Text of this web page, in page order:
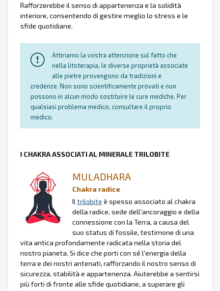
Rafforzerebbe il senso di appartenenza e la solidità
interiore, consentendo di gestire meglio lo stress e le
sfide quotidiane.
Attiriamo la vostra attenzione sul fatto che
nella litoterapia, le diverse proprietà associate
alle pietre provengono da tradizioni e
credenze. Non sono scientificamente provati e non
possono in alcun modo sostituire le cure mediche. Per
qualsiasi problema medico, consultare il proprio
medico.
I CHAKRA ASSOCIATI AL MINERALE TRILOBITE
MULADHARA
Chakra radice
Il trilobite è spesso associato al chakra
della radice, sede dell'ancoraggio e della
connessione con la Terra, a causa del
suo status di fossile, testimone di una
vita antica profondamente radicata nella storia del
nostro pianeta. Si dice che porti con sé l'energia della
terra e dei nostri antenati, rafforzando il nostro senso di
sicurezza, stabilità e appartenenza. Aiuterebbe a sentirsi
più forti di fronte alle sfide quotidiane, a superare gli